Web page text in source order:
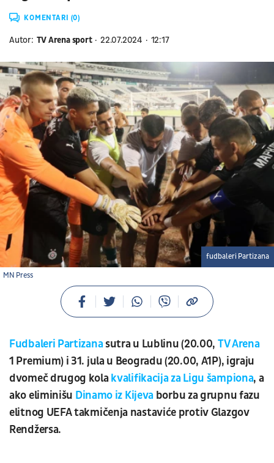
KOMENTARI (0)
Autor: TV Arena sport 22.07.2024 12:17
MN Press
fudbaleri Partizana
Fudbaleri Partizanasutra u Lublinu (20.00, TV Arena
1 Premium) i 31. jula u Beogradu (20.00, A1P), igraju
dvomeč drugog kolakvalifikacija za Ligu šampiona, a
ako eliminišu Dinamo iz Kijeva borbu za grupnu fazu
elitnog UEFA takmičenja nastaviće protiv Glazgov
Rendžersa.